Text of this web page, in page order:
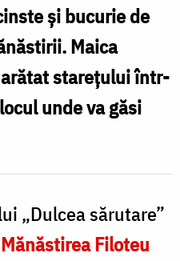
și bucurie de
Maica
starețului într-
unde va găsi
„Dulcea sărutare”
Mănăstirea Filoteu